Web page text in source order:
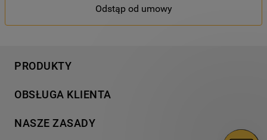
Odstąp od umowy
PRODUKTY
Chłodnictwo
Gotowanie
OBSŁUGA KLIENTA
Napisz do nas
NASZE ZASADY